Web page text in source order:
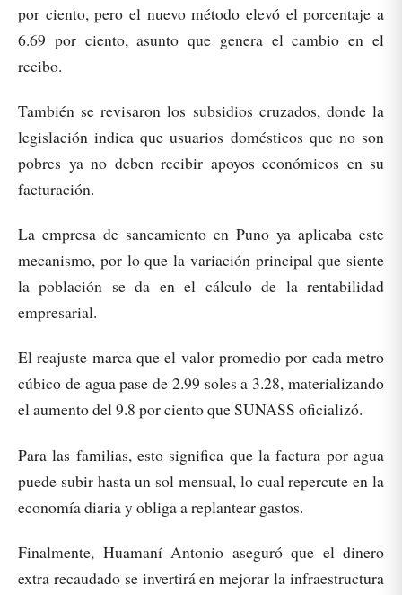
por ciento, pero el nuevo método elevó el porcentaje a
6.69 por ciento, asunto que genera el cambio en el
recibo.
También se revisaron los subsidios cruzados, donde la
legislación indica que usuarios domésticos que no son
pobres ya no deben recibir apoyos económicos en su
facturación.
La empresa de saneamiento en Puno ya aplicaba este
mecanismo, por lo que la variación principal que siente
la población se da en el cálculo de la rentabilidad
empresarial.
El reajuste marca que el valor promedio por cada metro
cúbico de agua pase de 2.99 soles a 3.28, materializando
el aumento del 9.8 por ciento que SUNASS oficializó.
Para las familias, esto significa que la factura por agua
puede subir hasta un sol mensual, lo cual repercute en la
economía diaria y obliga a replantear gastos.
Finalmente, Huamaní Antonio aseguró que el dinero
extra recaudado se invertirá en mejorar la infraestructura